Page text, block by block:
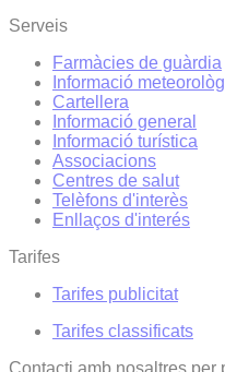
Serveis
Farmàcies de guàrdia
Informació
Cartellera
Informació general
Informació turística
Associacions
Centres de salut
Telèfons d'interès
Enllaços d'interés
Tarifes
Tarifes publicitat
Tarifes classificats